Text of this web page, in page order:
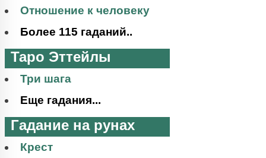
Отношение к человеку
Более 115 гаданий..
Таро Эттейлы
Три шага
Еще гадания...
Гадание на рунах
Крест